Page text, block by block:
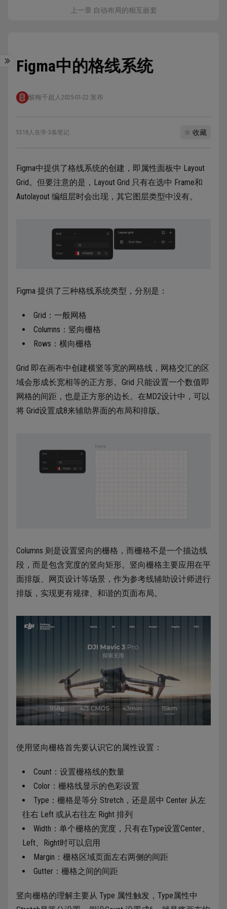
上一章 自动布局的相互嵌套
Figma中的格线系统
酸梅干超人 2025-01-22 发布
5518人在学·3条笔记 收藏
Figma中提供了格线系统的创建，即属性面板中 Layout
Grid。但要注意的是，Layout Grid 只有在选中 Frame和
Autolayout 编组层时会出现，其它图层类型中没有。
Figma 提供了三种格线系统类型，分别是：
Grid：一般网格
Columns：竖向栅格
Rows：横向栅格
Grid 即在画布中创建横竖等宽的网格线，网格交汇的区
域会形成长宽相等的正方形。Grid 只能设置一个数值即
网格的间距，也是正方形的边长。在MD2设计中，可以
将 Grid设置成8来辅助界面的布局和排版。
Columns 则是设置竖向的栅格，而栅格不是一个描边线
段，而是包含宽度的竖向矩形。竖向栅格主要应用在平
面排版、网页设计等场景，作为参考线辅助设计师进行
排版，实现更有规律、和谐的页面布局。
使用竖向栅格首先要认识它的属性设置：
Count：设置栅格线的数量
Color：栅格线显示的色彩设置
Type：栅格是等分 Stretch，还是居中 Center 从左
往右 Left 或从右往左 Right 排列
Width：单个栅格的宽度，只有在Type设置Center、
Left、Right时可以启用
Margin：栅格区域页面左右两侧的间距
Gutter：栅格之间的间距
竖向栅格的理解主要从 Type 属性触发，Type属性中